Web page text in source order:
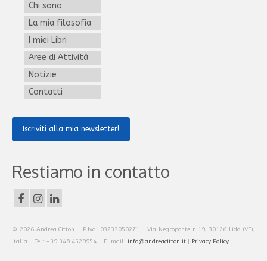
Chi sono
La mia filosofia
I miei Libri
Aree di Attività
Notizie
Contatti
Iscriviti alla mia newsletter!
Restiamo in contatto
© 2026 Andrea Citton - P.Iva: 03233050271 - Via Negroponte n.19, 30126 Lido (VE),
Italia - Tel: +39 348 4529954 - E-mail: info@andreacitton.it | Privacy Policy